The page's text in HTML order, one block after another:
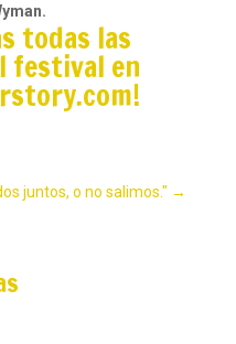
todas las
festival en
!
juntos, o no salimos." →